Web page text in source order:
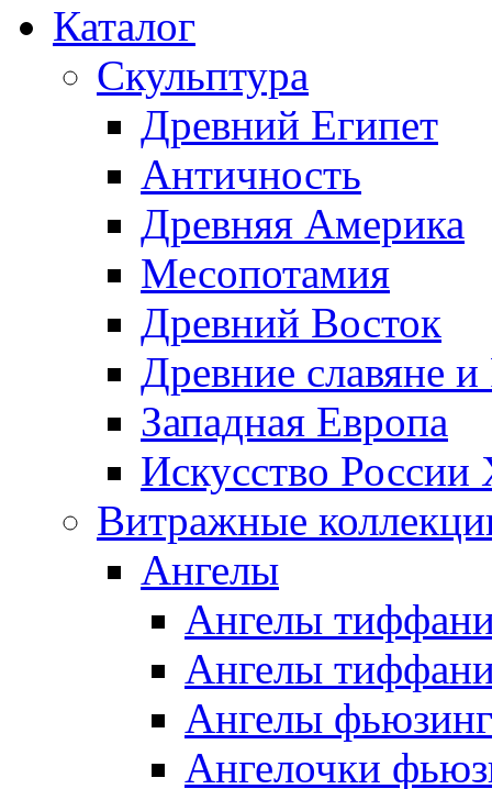
Каталог
Скульптура
Древний Египет
Античность
Древняя Америка
Месопотамия
Древний Восток
Древние славяне и
Западная Европа
Искусство
Витражные
Ангелы
Ангелы
Ангелы
Ангелы фьюзинг
Ангелочки